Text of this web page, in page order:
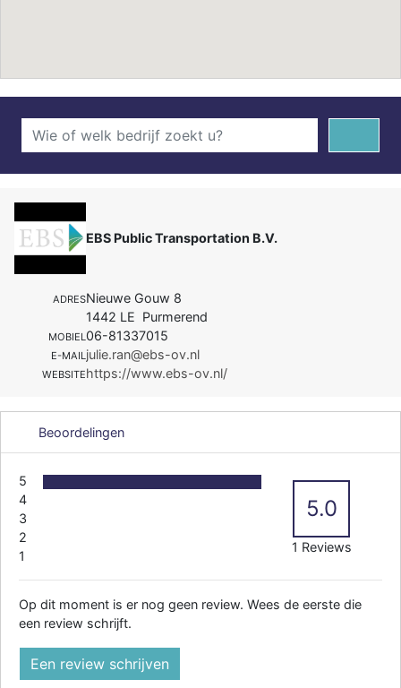
EBS Public Transportation B.V.
ADRESNieuwe Gouw 8
1442 LE Purmerend
MOBIEL06-81337015
E-MAILjulie.ran@ebs-ov.nl
WEBSITEhttps://www.ebs-ov.nl/
Beoordelingen
5
4
3
2
1
5.0
1 Reviews
Op dit moment is er nog geen review. Wees de eerste die
een review schrijft.
Een review schrijven